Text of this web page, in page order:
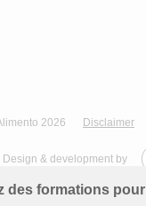
2026 Disclaimer
Design & development by
des formations pour